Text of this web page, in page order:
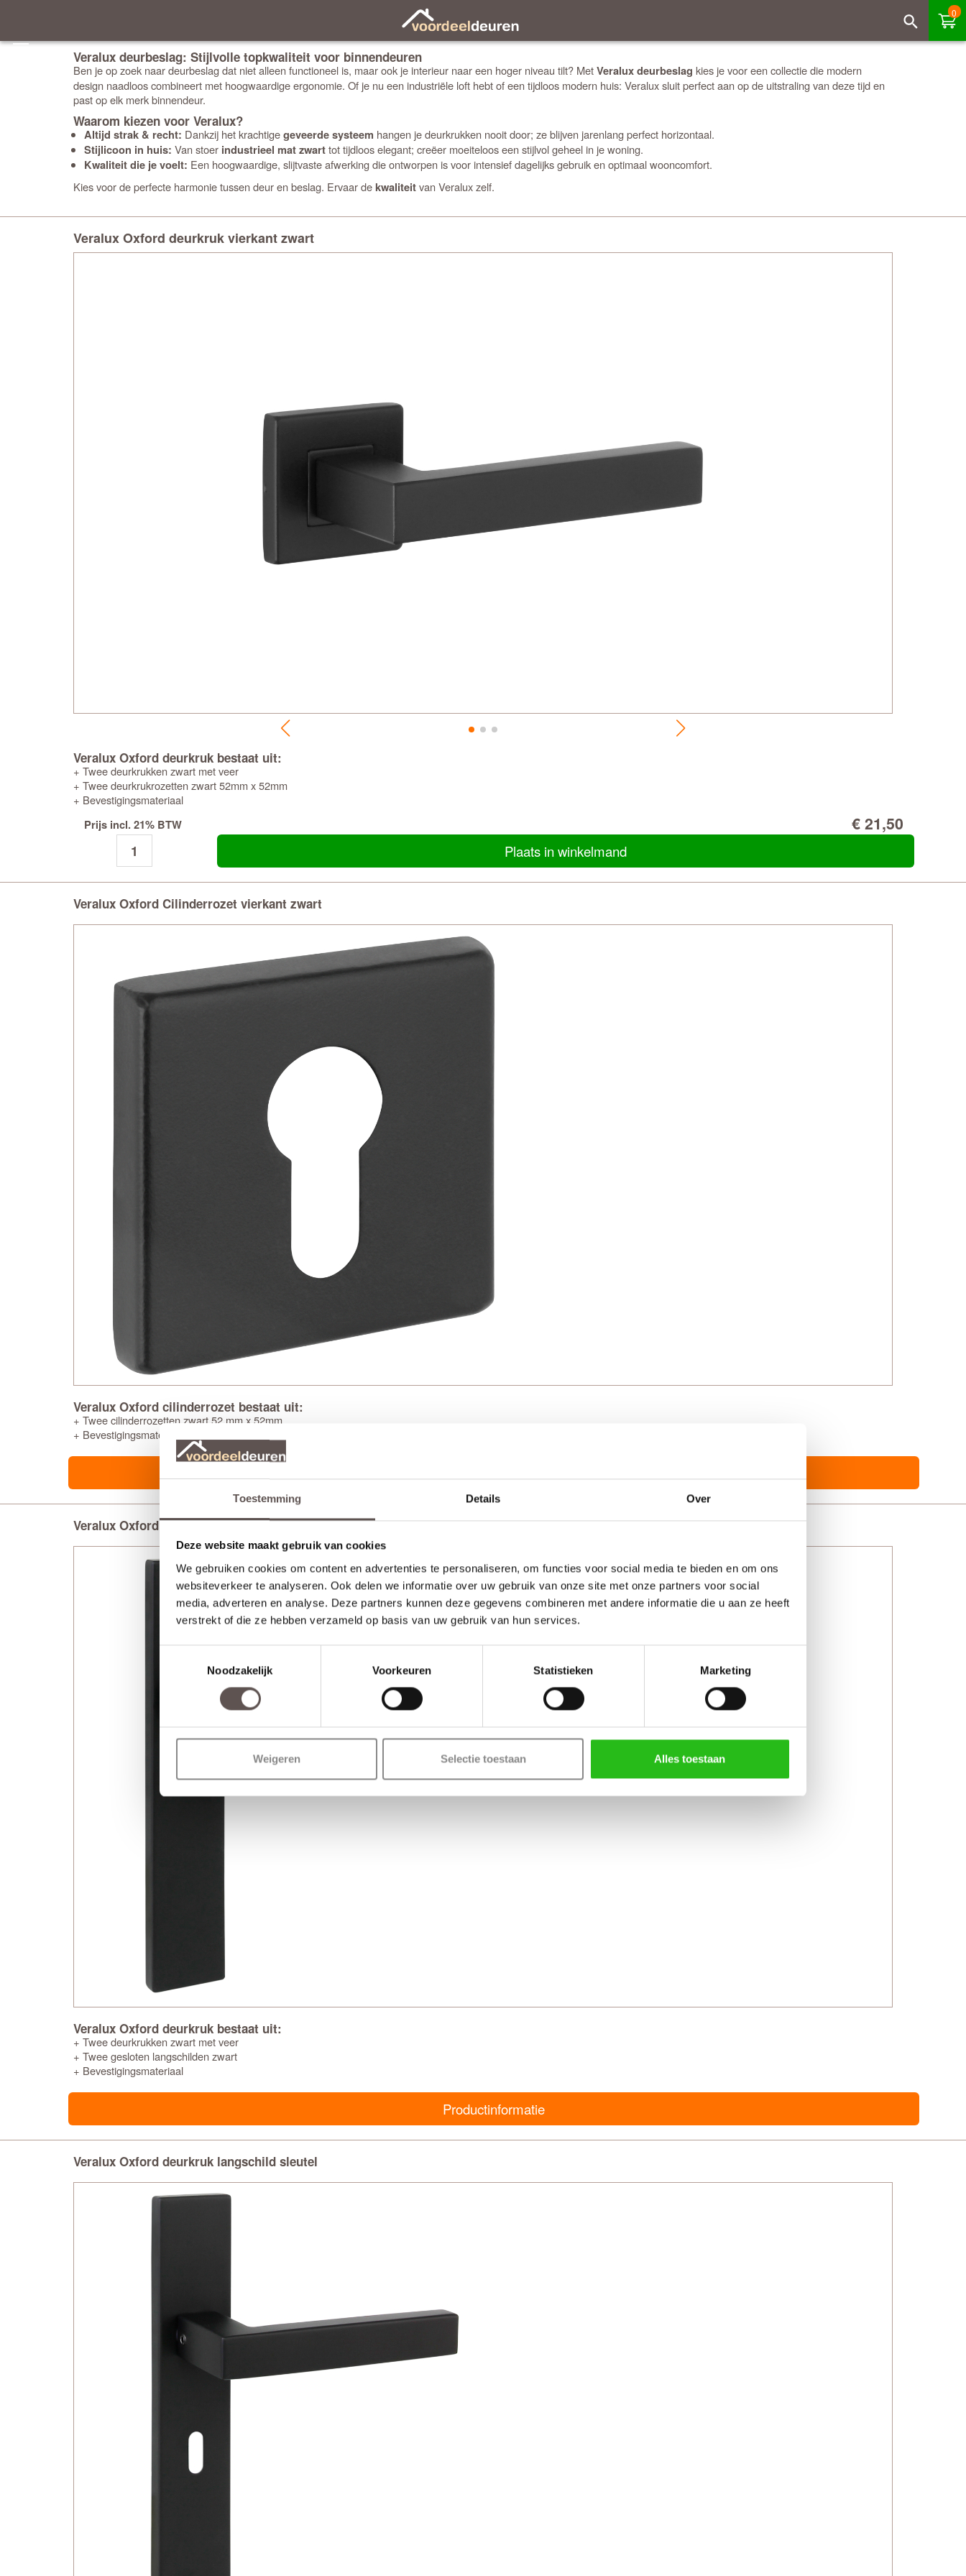
Toestemming Details Over
Deze website maakt gebruik van cookies
We gebruiken cookies om content en advertenties te personaliseren, om functies voor social media te bieden en om ons
websiteverkeer te analyseren. Ook delen we informatie over uw gebruik van onze site met onze partners voor social
media, adverteren en analyse. Deze partners kunnen deze gegevens combineren met andere informatie die u aan ze heeft
verstrekt of die ze hebben verzameld op basis van uw gebruik van hun services.
Noodzakelijk
Voorkeuren Statistieken Marketing
Weigeren Selectie toestaan Alles toestaan
0
Veralux deurbeslag: Stijlvolle topkwaliteit voor binnendeuren
Ben je op zoek naar deurbeslag dat niet alleen functioneel is, maar ook je interieur naar een hoger niveau tilt? MetVeralux deurbeslag kies je voor een collectie die modern
design naadloos combineert met hoogwaardige ergonomie. Of je nu een industriële loft hebt of een tijdloos modern huis: Veralux sluit perfect aan op de uitstraling van deze tijd en
past op elk merk binnendeur.
Waarom kiezen voor Veralux?
Altijd strak & recht: Dankzij het krachtigegeveerde systeem hangen je deurkrukken nooit door; ze blijven jarenlang perfect horizontaal.
Stijlicoon in huis: Van stoer industrieel mat zwarttot tijdloos elegant; creëer moeiteloos een stijlvol geheel in je woning.
Kwaliteit die je voelt: Een hoogwaardige, slijtvaste afwerking die ontworpen is voor intensief dagelijks gebruik en optimaal wooncomfort.
Kies voor de perfecte harmonie tussen deur en beslag. Ervaar dekwaliteitvan Veralux zelf.
Veralux Oxford deurkruk vierkant zwart
Veralux Oxford deurkruk bestaat uit:
+ Twee deurkrukken zwart met veer
+ Twee deurkrukrozetten zwart 52mm x 52mm
+ Bevestigingsmateriaal
Prijs incl. 21% BTW
€ 21,50
Plaats in winkelmand
Veralux Oxford Cilinderrozet vierkant zwart
Veralux Oxford cilinderrozet bestaat uit:
+ Twee cilinderrozetten zwart 52 mm x 52mm
+ Bevestigingsmateriaal
Veralux Oxford deurkruk langschild blind
Veralux Oxford deurkruk bestaat uit:
+ Twee deurkrukken zwart met veer
+ Twee gesloten langschilden zwart
+ Bevestigingsmateriaal
Productinformatie
Veralux Oxford deurkruk langschild sleutel